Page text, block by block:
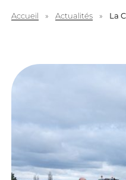
Accueil » Actualités » La